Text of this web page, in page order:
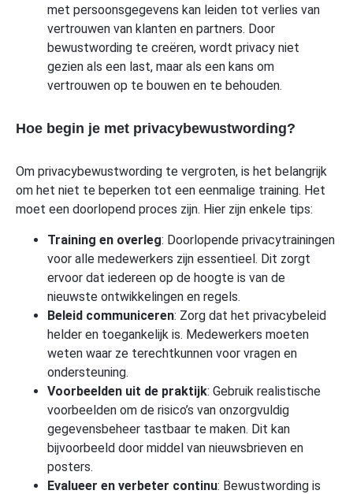
met persoonsgegevens kan leiden tot verlies van
vertrouwen van klanten en partners. Door
bewustwording te creëren, wordt privacy niet
gezien als een last, maar als een kans om
vertrouwen op te bouwen en te behouden.
Hoe begin je met privacybewustwording?
Om privacybewustwording te vergroten, is het belangrijk
om het niet te beperken tot een eenmalige training. Het
moet een doorlopend proces zijn. Hier zijn enkele tips:
Training en overleg: Doorlopende privacytrainingen
voor alle medewerkers zijn essentieel. Dit zorgt
ervoor dat iedereen op de hoogte is van de
nieuwste ontwikkelingen en regels.
Beleid communiceren: Zorg dat het privacybeleid
helder en toegankelijk is. Medewerkers moeten
weten waar ze terechtkunnen voor vragen en
ondersteuning.
Voorbeelden uit de praktijk: Gebruik realistische
voorbeelden om de risico’s van onzorgvuldig
gegevensbeheer tastbaar te maken. Dit kan
bijvoorbeeld door middel van nieuwsbrieven en
posters.
Evalueer en verbeter continu: Bewustwording is